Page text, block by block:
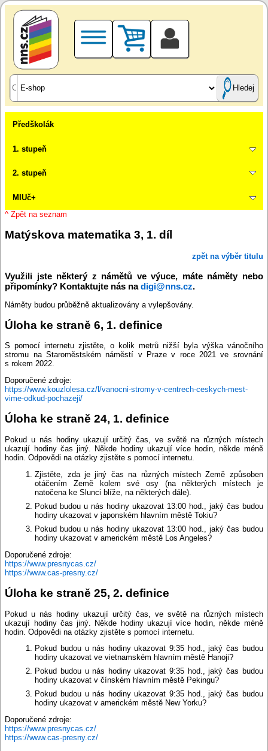
Hledej
Předškolák
1. stupeň
2. stupeň
MIUč+
^ Zpět na seznam
Matýskova matematika 3, 1. díl
zpět na výběr titulu
Využili jste některý z námětů ve výuce, máte náměty nebo
připomínky? Kontaktujte nás nadigi@nns.cz.
Náměty budou průběžně aktualizovány a vylepšovány.
Úloha ke straně 6, 1. definice
S pomocí internetu zjistěte, o kolik metrů nižší byla výška vánočního
stromu na Staroměstském náměstí v Praze v roce 2021 ve srovnání
s rokem 2022.
Doporučené zdroje:
https://www.kouzlolesa.cz/l/vanocni-stromy-v-centrech-ceskych-mest-
vime-odkud-pochazeji/
Úloha ke straně 24, 1. definice
Pokud u nás hodiny ukazují určitý čas, ve světě na různých místech
ukazují hodiny čas jiný. Někde hodiny ukazují více hodin, někde méně
hodin. Odpovědi na otázky zjistěte s pomocí internetu.
Zjistěte, zda je jiný čas na různých místech Země způsoben
otáčením Země kolem své osy (na některých místech je
natočena ke Slunci blíže, na některých dále).
Pokud budou u nás hodiny ukazovat 13:00 hod., jaký čas budou
hodiny ukazovat v japonském hlavním městě Tokiu?
Pokud budou u nás hodiny ukazovat 13:00 hod., jaký čas budou
hodiny ukazovat v americkém městě Los Angeles?
Doporučené zdroje:
https://www.presnycas.cz/
https://www.cas-presny.cz/
Úloha ke straně 25, 2. definice
Pokud u nás hodiny ukazují určitý čas, ve světě na různých místech
ukazují hodiny čas jiný. Někde hodiny ukazují více hodin, někde méně
hodin. Odpovědi na otázky zjistěte s pomocí internetu.
Pokud budou u nás hodiny ukazovat 9:35 hod., jaký čas budou
hodiny ukazovat ve vietnamském hlavním městě Hanoji?
Pokud budou u nás hodiny ukazovat 9:35 hod., jaký čas budou
hodiny ukazovat v čínském hlavním městě Pekingu?
Pokud budou u nás hodiny ukazovat 9:35 hod., jaký čas budou
hodiny ukazovat v americkém městě New Yorku?
Doporučené zdroje:
https://www.presnycas.cz/
https://www.cas-presny.cz/